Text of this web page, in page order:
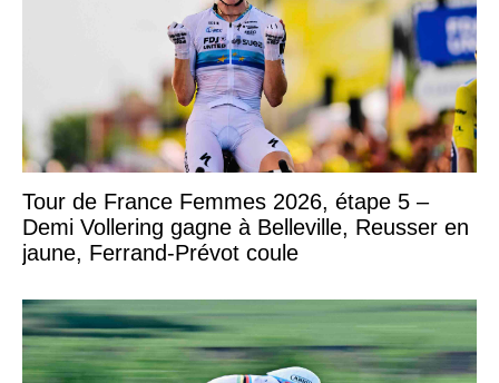
Tour de France Femmes 2026, étape 5 –
Demi Vollering gagne à Belleville, Reusser en
jaune, Ferrand-Prévot coule